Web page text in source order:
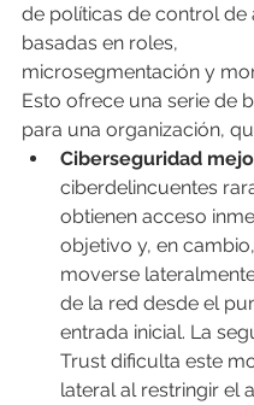
de políticas de control de
basadas en roles,
microsegmentación y
Esto ofrece una serie de
para una organización,
Ciberseguridad
ciberdelincuentes
obtienen acceso
objetivo y, en
moverse
de la red desde el
entrada inicial. La
Trust dificulta este
lateral al restringir el